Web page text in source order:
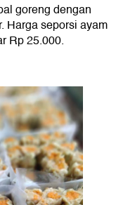
goreng dengan
Harga seporsi ayam
Rp 25.000.